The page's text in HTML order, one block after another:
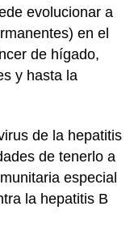
evolucionar a
en el
de hígado,
y hasta la
de la hepatitis
de tenerlo a
especial
la hepatitis B